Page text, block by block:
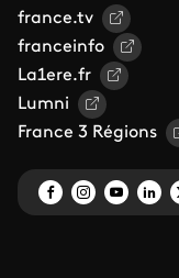
france.tv
franceinfo
La1ere.fr
Lumni
France 3 Régions